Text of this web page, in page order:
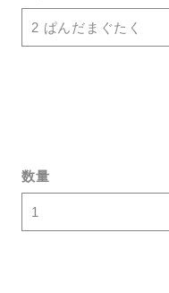
数量